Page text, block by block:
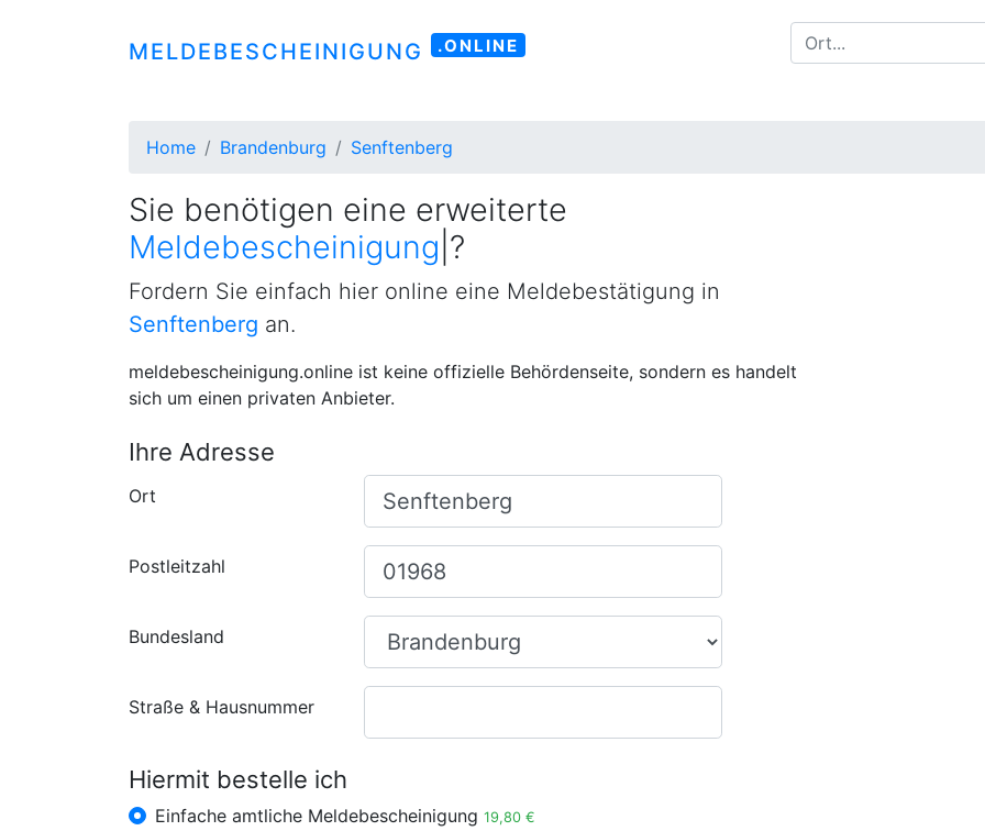
MELDEBESCHEINIGUNG .ONLINE
Home Brandenburg Senftenberg
Sie benötigen eine erweiterte
M|?
Fordern Sie einfach hier online eine Meldebestätigung in
Senftenberg an.
meldebescheinigung.online ist keine offizielle Behördenseite, sondern es handelt
sich um einen privaten Anbieter.
Ihre Adresse
Ort
Postleitzahl
Bundesland
Straße & Hausnummer
Hiermit bestelle ich
Einfache amtliche Meldebescheinigung 19,80 €